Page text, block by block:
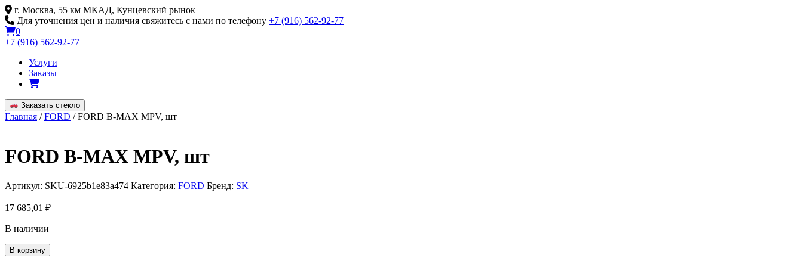
Skip
to
content
г. Москва, 55 км МКАД, Кунцевский рынок
Для уточнения цен и наличия свяжитесь с нами по телефону +7 (916) 562-92-77
0
+7 (916) 562-92-77
Услуги
Заказы
Заказать стекло
Главная /FORD / FORD B-MAX MPV, шт
FORD B-MAX MPV, шт
Артикул: SKU-6925b1e83a474 Категория: FORD Бренд: SK
17 685,01 ₽
В наличии
Количество
товара
В корзину